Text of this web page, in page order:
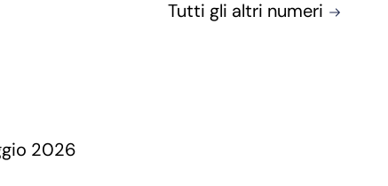
Tutti gli altri numeri